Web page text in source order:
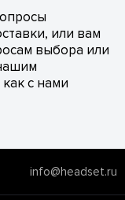
или вам
выбора или
с нами
info@headset.ru